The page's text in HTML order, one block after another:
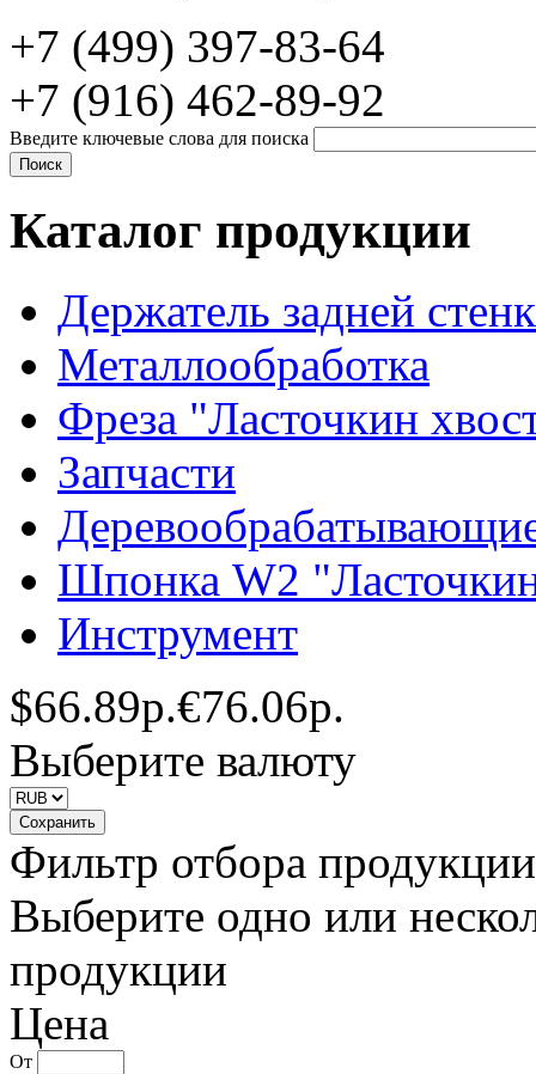
+7 (499) 397-83-64
+7 (916) 462-89-92
Введите ключевые слова для поиска
Каталог продукции
Держатель задней
Металлообработка
Фреза "Ласточкин
Запчасти
Шпонка W2
Инструмент
$66.89р.€76.06р.
Выберите валюту
Фильтр отбора продукции
Выберите одно или
продукции
Цена
От